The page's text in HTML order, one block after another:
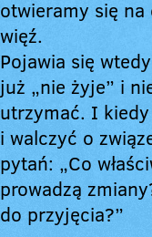
otwieramy się
więź.
Pojawia się
już „nie żyje” i
utrzymać. I
i walczyć o
pytań: „Co
prowadzą
do przyjęcia?”